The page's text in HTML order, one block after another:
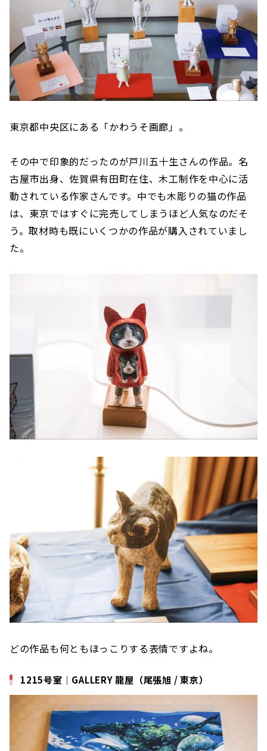
東京都中央区にある「かわうそ画廊」。
その中で印象的だったのが戸川五十生さんの作品。名
古屋市出身、佐賀県有田町在住、木工制作を中心に活
動されている作家さんです。中でも木彫りの猫の作品
は、東京ではすぐに完売してしまうほど人気なのだそ
う。取材時も既にいくつかの作品が購入されていまし
た。
どの作品も何ともほっこりする表情ですよね。
1215号室｜GALLERY 龍屋（尾張旭 / 東京）